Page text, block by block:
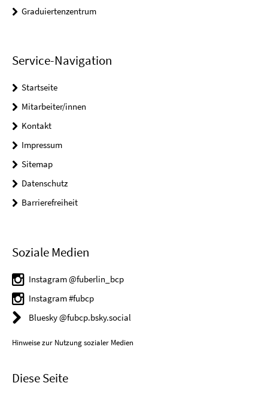
Graduiertenzentrum
Service-Navigation
Startseite
Mitarbeiter/innen
Kontakt
Impressum
Sitemap
Datenschutz
Barrierefreiheit
Soziale Medien
Instagram @fuberlin_bcp
Instagram #fubcp
Bluesky @fubcp.bsky.social
Hinweise zur Nutzung sozialer Medien
Diese Seite